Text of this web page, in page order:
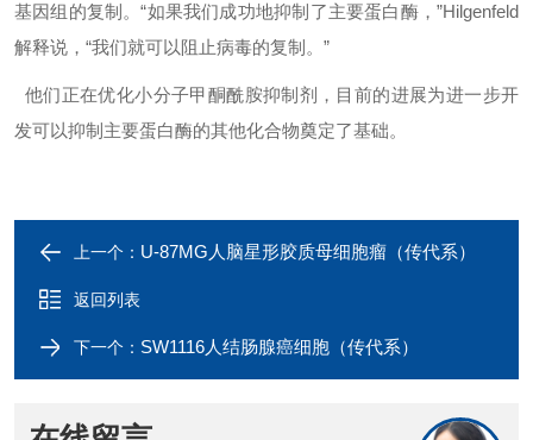
基因组的复制。“如果我们成功地抑制了主要蛋白酶，”Hilgenfeld
解释说，“我们就可以阻止病毒的复制。”
他们正在优化小分子甲酮酰胺抑制剂，目前的进展为进一步开
发可以抑制主要蛋白酶的其他化合物奠定了基础。
上一个： U-87MG人脑星形胶质母细胞瘤（传代系）
返回列表
下一个： SW1116人结肠腺癌细胞（传代系）